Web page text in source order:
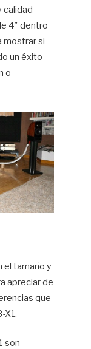
calidad
4″ dentro
mostrar si
un éxito
o
el tamaño y
apreciar de
que
X1.
son